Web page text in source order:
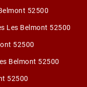
52500
Les Belmont 52500
52500
Belmont 52500
52500